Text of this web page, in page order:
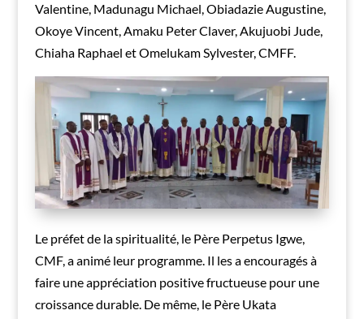
Valentine, Madunagu Michael, Obiadazie Augustine,
Okoye Vincent, Amaku Peter Claver, Akujuobi Jude,
Chiaha Raphael et Omelukam Sylvester, CMFF.
Le préfet de la spiritualité, le Père Perpetus Igwe,
CMF, a animé leur programme. Il les a encouragés à
faire une appréciation positive fructueuse pour une
croissance durable. De même, le Père Ukata